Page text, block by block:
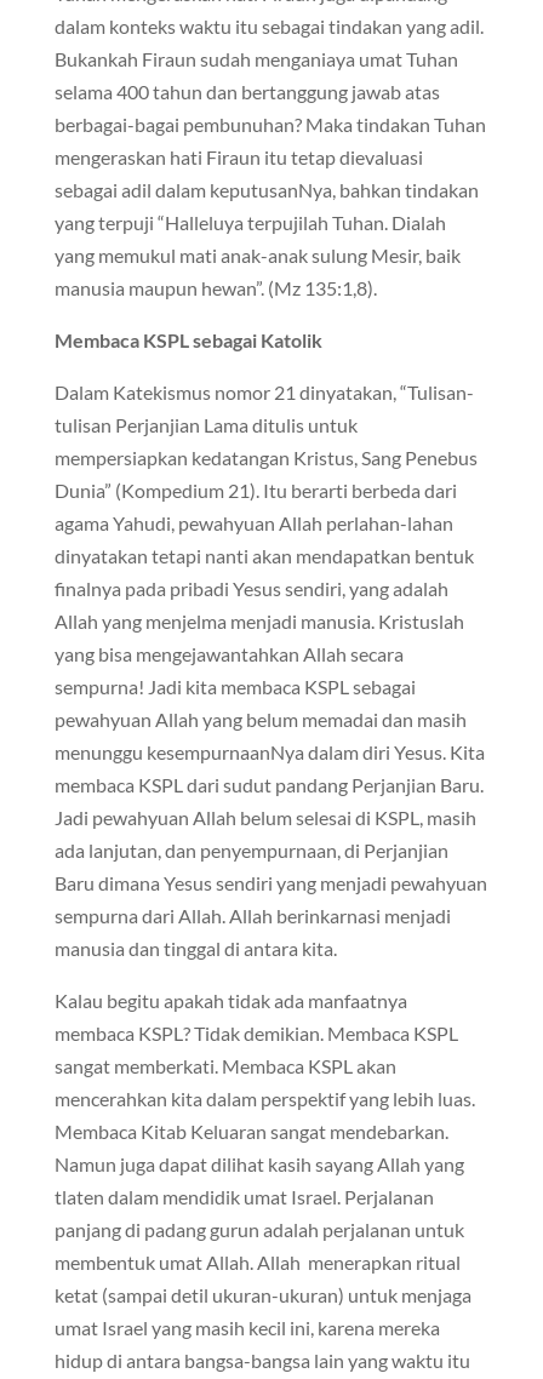
dalam konteks waktu itu sebagai tindakan yang adil.
Bukankah Firaun sudah menganiaya umat Tuhan
selama 400 tahun dan bertanggung jawab atas
berbagai-bagai pembunuhan? Maka tindakan Tuhan
mengeraskan hati Firaun itu tetap dievaluasi
sebagai adil dalam keputusanNya, bahkan tindakan
yang terpuji “Halleluya terpujilah Tuhan. Dialah
yang memukul mati anak-anak sulung Mesir, baik
manusia maupun hewan”. (Mz 135:1,8).
Membaca KSPL sebagai Katolik
Dalam Katekismus nomor 21 dinyatakan, “Tulisan-
tulisan Perjanjian Lama ditulis untuk
mempersiapkan kedatangan Kristus, Sang Penebus
Dunia” (Kompedium 21). Itu berarti berbeda dari
agama Yahudi, pewahyuan Allah perlahan-lahan
dinyatakan tetapi nanti akan mendapatkan bentuk
finalnya pada pribadi Yesus sendiri, yang adalah
Allah yang menjelma menjadi manusia. Kristuslah
yang bisa mengejawantahkan Allah secara
sempurna! Jadi kita membaca KSPL sebagai
pewahyuan Allah yang belum memadai dan masih
menunggu kesempurnaanNya dalam diri Yesus. Kita
membaca KSPL dari sudut pandang Perjanjian Baru.
Jadi pewahyuan Allah belum selesai di KSPL, masih
ada lanjutan, dan penyempurnaan, di Perjanjian
Baru dimana Yesus sendiri yang menjadi pewahyuan
sempurna dari Allah. Allah berinkarnasi menjadi
manusia dan tinggal di antara kita.
Kalau begitu apakah tidak ada manfaatnya
membaca KSPL? Tidak demikian. Membaca KSPL
sangat memberkati. Membaca KSPL akan
mencerahkan kita dalam perspektif yang lebih luas.
Membaca Kitab Keluaran sangat mendebarkan.
Namun juga dapat dilihat kasih sayang Allah yang
tlaten dalam mendidik umat Israel. Perjalanan
panjang di padang gurun adalah perjalanan untuk
membentuk umat Allah. Allah menerapkan ritual
ketat (sampai detil ukuran-ukuran) untuk menjaga
umat Israel yang masih kecil ini, karena mereka
hidup di antara bangsa-bangsa lain yang waktu itu